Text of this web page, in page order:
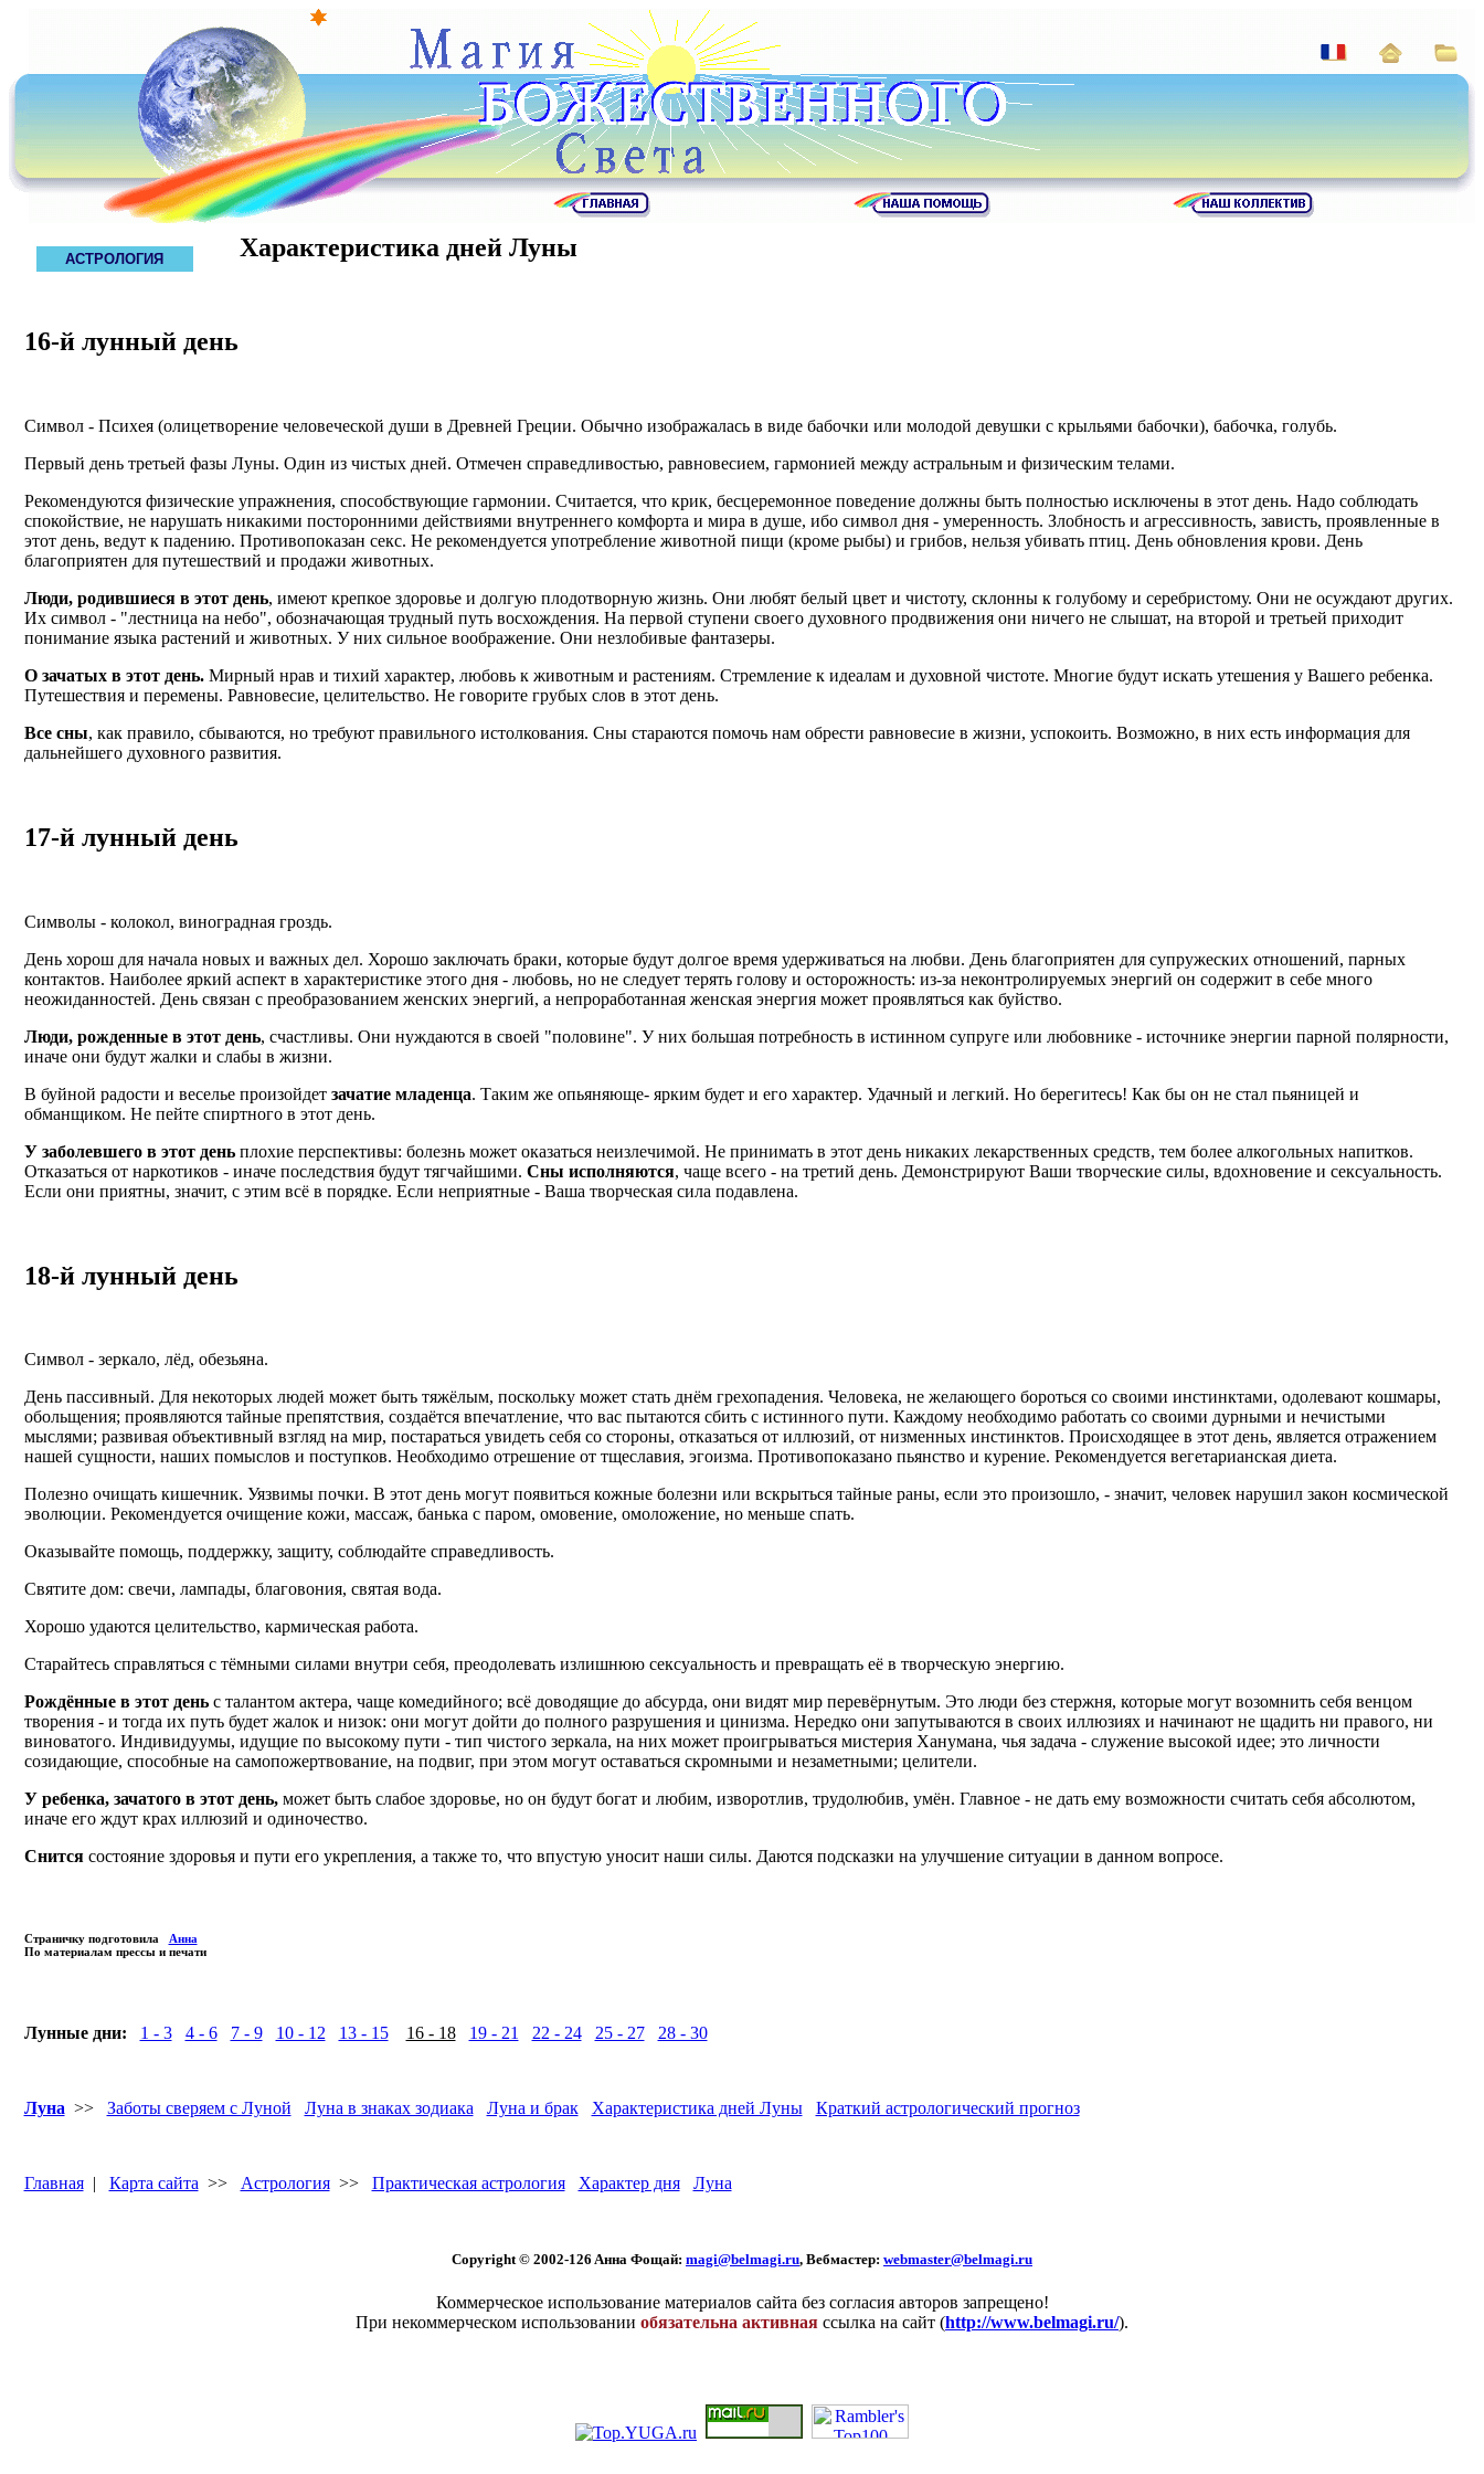
АСТРОЛОГИЯ Характеристика дней Луны
16-й лунный день
Символ - Психея (олицетворение человеческой души в Древней Греции. Обычно изображалась в виде бабочки или молодой девушки с крыльями бабочки), бабочка, голубь.
Первый день третьей фазы Луны. Один из чистых дней. Отмечен справедливостью, равновесием, гармонией между астральным и физическим телами.
Рекомендуются физические упражнения, способствующие гармонии. Считается, что крик, бесцеремонное поведение должны быть полностью исключены в этот день. Надо соблюдать
спокойствие, не нарушать никакими посторонними действиями внутреннего комфорта и мира в душе, ибо символ дня - умеренность. Злобность и агрессивность, зависть, проявленные в
этот день, ведут к падению. Противопоказан секс. Не рекомендуется употребление животной пищи (кроме рыбы) и грибов, нельзя убивать птиц. День обновления крови. День
благоприятен для путешествий и продажи животных.
Люди, родившиеся в этот день, имеют крепкое здоровье и долгую плодотворную жизнь. Они любят белый цвет и чистоту, склонны к голубому и серебристому. Они не осуждают других.
Их символ - "лестница на небо", обозначающая трудный путь восхождения. На первой ступени своего духовного продвижения они ничего не слышат, на второй и третьей приходит
понимание языка растений и животных. У них сильное воображение. Они незлобивые фантазеры.
О зачатых в этот день. Мирный нрав и тихий характер, любовь к животным и растениям. Стремление к идеалам и духовной чистоте. Многие будут искать утешения у Вашего ребенка.
Путешествия и перемены. Равновесие, целительство. Не говорите грубых слов в этот день.
Все сны, как правило, сбываются, но требуют правильного истолкования. Сны стараются помочь нам обрести равновесие в жизни, успокоить. Возможно, в них есть информация для
дальнейшего духовного развития.
17-й лунный день
Символы - колокол, виноградная гроздь.
День хорош для начала новых и важных дел. Хорошо заключать браки, которые будут долгое время удерживаться на любви. День благоприятен для супружеских отношений, парных
контактов. Наиболее яркий аспект в характеристике этого дня - любовь, но не следует терять голову и осторожность: из-за неконтролируемых энергий он содержит в себе много
неожиданностей. День связан с преобразованием женских энергий, а непроработанная женская энергия может проявляться как буйство.
Люди, рожденные в этот день, счастливы. Они нуждаются в своей "половине". У них большая потребность в истинном супруге или любовнике - источнике энергии парной полярности,
иначе они будут жалки и слабы в жизни.
В буйной радости и веселье произойдет зачатие младенца. Таким же опьяняюще- ярким будет и его характер. Удачный и легкий. Но берегитесь! Как бы он не стал пьяницей и
обманщиком. Не пейте спиртного в этот день.
У заболевшего в этот деньплохие перспективы: болезнь может оказаться неизлечимой. Не принимать в этот день никаких лекарственных средств, тем более алкогольных напитков.
Отказаться от наркотиков - иначе последствия будут тягчайшими. Сны исполняются, чаще всего - на третий день. Демонстрируют Ваши творческие силы, вдохновение и сексуальность.
Если они приятны, значит, с этим всё в порядке. Если неприятные - Ваша творческая сила подавлена.
18-й лунный день
Символ - зеркало, лёд, обезьяна.
День пассивный. Для некоторых людей может быть тяжёлым, поскольку может стать днём грехопадения. Человека, не желающего бороться со своими инстинктами, одолевают кошмары,
обольщения; проявляются тайные препятствия, создаётся впечатление, что вас пытаются сбить с истинного пути. Каждому необходимо работать со своими дурными и нечистыми
мыслями; развивая объективный взгляд на мир, постараться увидеть себя со стороны, отказаться от иллюзий, от низменных инстинктов. Происходящее в этот день, является отражением
нашей сущности, наших помыслов и поступков. Необходимо отрешение от тщеславия, эгоизма. Противопоказано пьянство и курение. Рекомендуется вегетарианская диета.
Полезно очищать кишечник. Уязвимы почки. В этот день могут появиться кожные болезни или вскрыться тайные раны, если это произошло, - значит, человек нарушил закон космической
эволюции. Рекомендуется очищение кожи, массаж, банька с паром, омовение, омоложение, но меньше спать.
Оказывайте помощь, поддержку, защиту, соблюдайте справедливость.
Святите дом: свечи, лампады, благовония, святая вода.
Хорошо удаются целительство, кармическая работа.
Старайтесь справляться с тёмными силами внутри себя, преодолевать излишнюю сексуальность и превращать её в творческую энергию.
Рождённые в этот деньс талантом актера, чаще комедийного; всё доводящие до абсурда, они видят мир перевёрнутым. Это люди без стержня, которые могут возомнить себя венцом
творения - и тогда их путь будет жалок и низок: они могут дойти до полного разрушения и цинизма. Нередко они запутываются в своих иллюзиях и начинают не щадить ни правого, ни
виноватого. Индивидуумы, идущие по высокому пути - тип чистого зеркала, на них может проигрываться мистерия Ханумана, чья задача - служение высокой идее; это личности
созидающие, способные на самопожертвование, на подвиг, при этом могут оставаться скромными и незаметными; целители.
У ребенка, зачатого в этот день, может быть слабое здоровье, но он будут богат и любим, изворотлив, трудолюбив, умён. Главное - не дать ему возможности считать себя абсолютом,
иначе его ждут крах иллюзий и одиночество.
Снитсясостояние здоровья и пути его укрепления, а также то, что впустую уносит наши силы. Даются подсказки на улучшение ситуации в данном вопросе.
Страничку подготовила Анна
По материалам прессы и печати
Лунные дни: 1 - 3 4 - 6 7 - 9 10 - 12 13 - 15 16 - 18 19 - 21 22 - 24 25 - 27 28 - 30
Луна >> Заботы сверяем с Луной Луна в знаках зодиака Луна и брак Характеристика дней Луны Краткий астрологический прогноз
Главная| Карта сайта >> Астрология>> Практическая астрология Характер дня Луна
Copyright © 2002-126 Aннa Фoщaй: magi@belmagi.ru, Вебмастер: webmaster@belmagi.ru
Коммерческое использование материалов сайта без согласия авторов запрещено!
При некоммерческом использовании обязательна активная ссылка на сайт (http://www.belmagi.ru/).